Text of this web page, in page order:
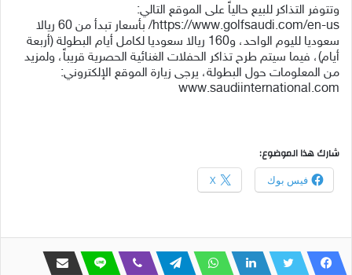
وتتوفر التذاكر للبيع حالياً على الموقع التالي:
https://www.golfsaudi.com/en-us/ بأسعار تبدأ من 60 ريالا
سعوديا لليوم الواحد، و160 ريالا سعوديا لكامل أيام البطولة (أربعة
أيام)، فيما سيتم طرح تذاكر الحفلات الغنائية الحصرية قريباً، ولمزيد
من المعلومات حول البطولة، يرجى زيارة الموقع الإلكتروني:
www.saudiinternational.com
شارك هذا الموضوع:
فيس بوك X